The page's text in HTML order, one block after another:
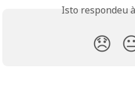
Isto respondeu
😞